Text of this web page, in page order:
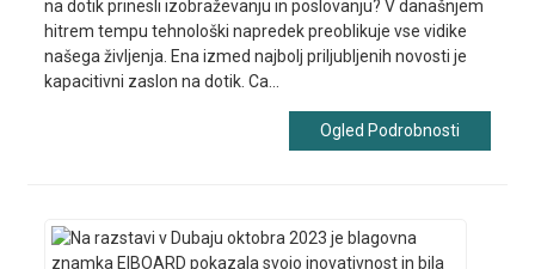
na dotik prinesli izobraževanju in poslovanju? V današnjem
hitrem tempu tehnološki napredek preoblikuje vse vidike
našega življenja. Ena izmed najbolj priljubljenih novosti je
kapacitivni zaslon na dotik. Ca...
Ogled Podrobnosti